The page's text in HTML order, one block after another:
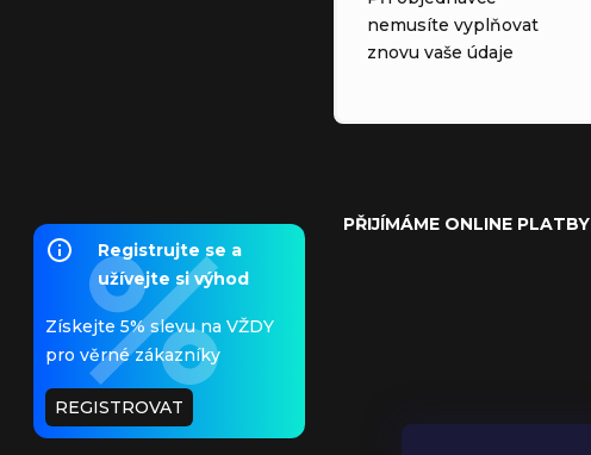
nemusíte vyplňovat
znovu vaše údaje
Registrujte se a
užívejte si výhod
Získejte 5% slevu na VŽDY
pro věrné zákazníky
REGISTROVAT
PŘIJÍMÁME ONLINE PLATBY